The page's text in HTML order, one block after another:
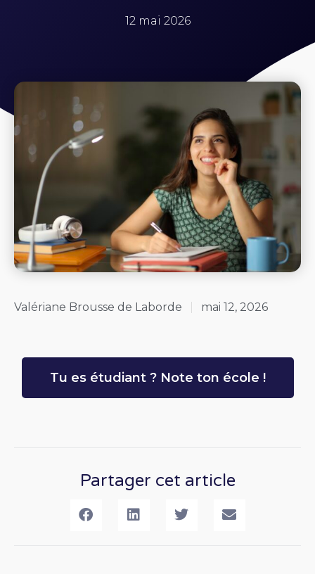
12 mai 2026
Valériane Brousse de Laborde mai 12, 2026
Tu es étudiant ? Note ton école !
Partager cet article